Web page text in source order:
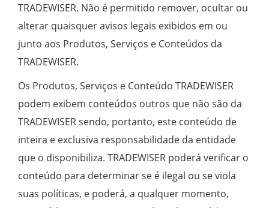
TRADEWISER. Não é permitido remover, ocultar ou
alterar quaisquer avisos legais exibidos em ou
junto aos Produtos, Serviços e Conteúdos da
TRADEWISER.
Os Produtos, Serviços e Conteúdo TRADEWISER
podem exibem conteúdos outros que não são da
TRADEWISER sendo, portanto, este conteúdo de
inteira e exclusiva responsabilidade da entidade
que o disponibiliza. TRADEWISER poderá verificar o
conteúdo para determinar se é ilegal ou se viola
suas políticas, e poderá, a qualquer momento,